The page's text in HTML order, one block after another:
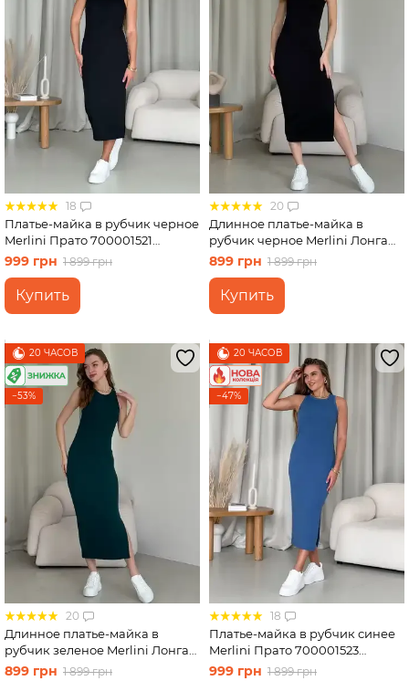
18
Платье-майка в рубчик черное
Merlini Прато 700001521
размер S-M
999 грн 1 899 грн
Купить
20
Длинное платье-майка в
рубчик черное Merlini Лонга
700000101 размер 42-44 (S-M)
899 грн 1 899 грн
Купить
20 ЧАСОВ
−53%
20
Длинное платье-майка в
рубчик зеленое Merlini Лонга
700000112 размер 42-44 (S-M)
899 грн 1 899 грн
20 ЧАСОВ
−47%
18
Платье-майка в рубчик синее
Merlini Прато 700001523
размер S-M
999 грн 1 899 грн